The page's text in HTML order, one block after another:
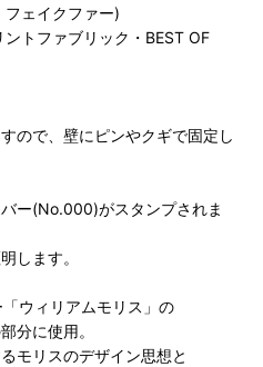
ェイクファー)
トファブリック・BEST OF
ので、壁にピンやクギで固定し
ー(No.000)がスタンプされま
します。
ウィリアムモリス」の
分に使用。
モリスのデザイン思想と